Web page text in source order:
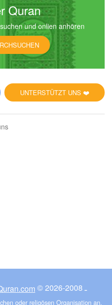
Quran
und onlien anhören
UNTERSTÜTZT UNS ❤️
© ـ 2008-2026
oder religösen Organisation an.